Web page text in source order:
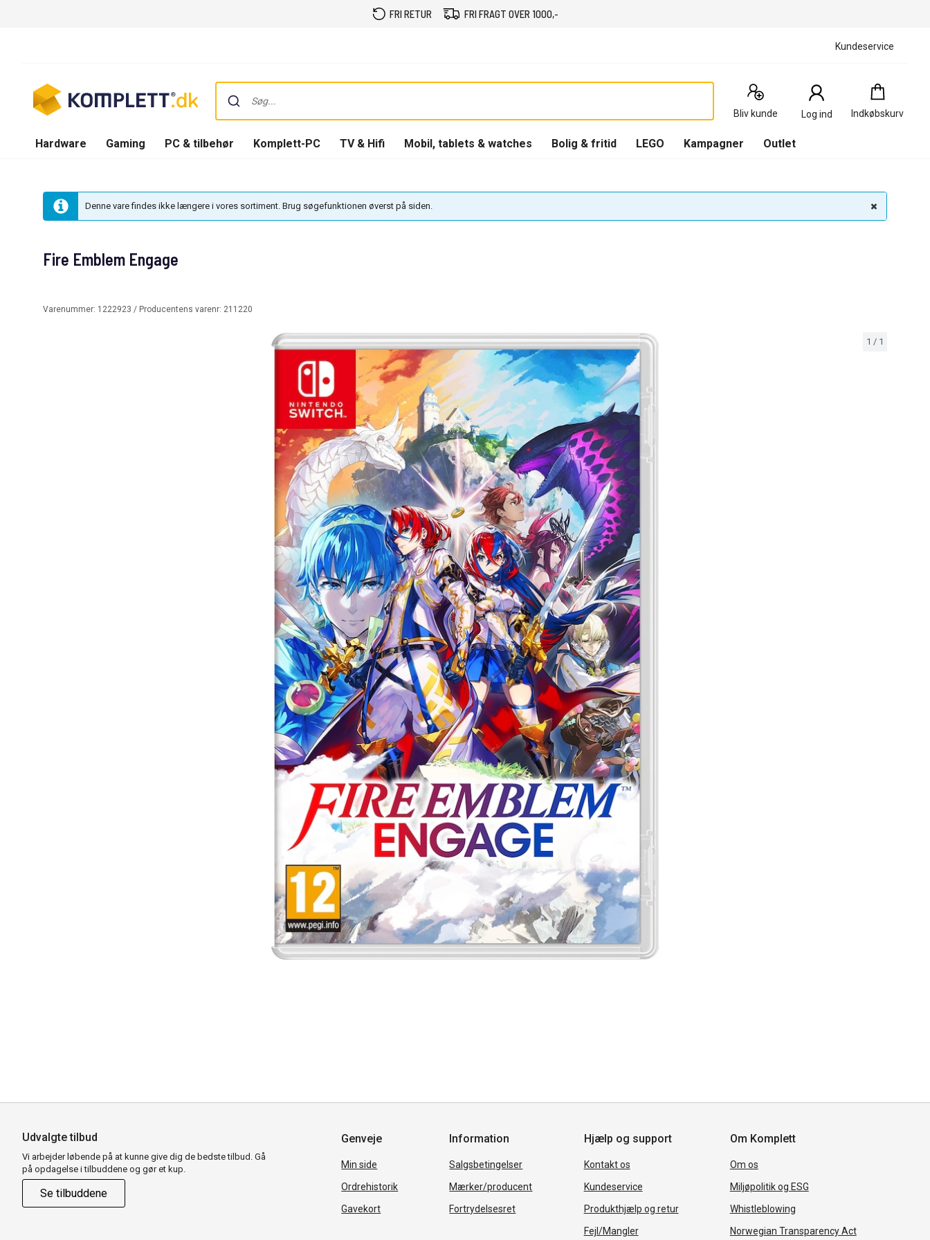
FRI RETUR FRI FRAGT OVER 1000,-
Kundeservice
Bliv kunde Log ind Indkøbskurv
Indkøbskurv
0
Produkter
Hardware Gaming PC & tilbehør Komplett-PC TV & Hifi Mobil, tablets & watches Bolig & fritid LEGO Kampagner Outlet
Denne vare findes ikke længere i vores sortiment. Brug søgefunktionen øverst på siden.
1 / 1
Fire Emblem Engage
Varenummer: 1222923 / Producentens varenr: 211220
Udvalgte tilbud
Vi arbejder løbende på at kunne give dig de bedste tilbud. Gå
på opdagelse i tilbuddene og gør et kup.
Se tilbuddene
Genveje
Min side
Ordrehistorik
Gavekort
Information
Salgsbetingelser
Mærker/producent
Fortrydelsesret
Hjælp og support
Kontakt os
Kundeservice
Produkthjælp og retur
Fejl/Mangler
Om Komplett
Om os
Miljøpolitik og ESG
Whistleblowing
Norwegian Transparency Act